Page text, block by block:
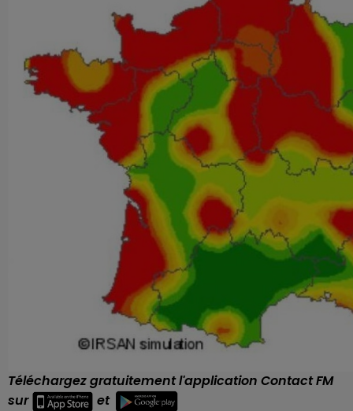
Téléchargez gratuitement l'application Contact FM
sur
et